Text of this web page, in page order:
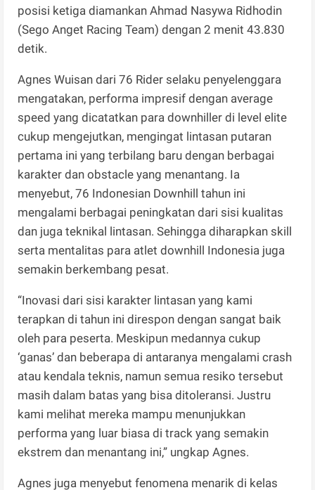
posisi ketiga diamankan Ahmad Nasywa Ridhodin
(Sego Anget Racing Team) dengan 2 menit 43.830
detik.
Agnes Wuisan dari 76 Rider selaku penyelenggara
mengatakan, performa impresif dengan average
speed yang dicatatkan para downhiller di level elite
cukup mengejutkan, mengingat lintasan putaran
pertama ini yang terbilang baru dengan berbagai
karakter dan obstacle yang menantang. Ia
menyebut, 76 Indonesian Downhill tahun ini
mengalami berbagai peningkatan dari sisi kualitas
dan juga teknikal lintasan. Sehingga diharapkan skill
serta mentalitas para atlet downhill Indonesia juga
semakin berkembang pesat.
“Inovasi dari sisi karakter lintasan yang kami
terapkan di tahun ini direspon dengan sangat baik
oleh para peserta. Meskipun medannya cukup
‘ganas’ dan beberapa di antaranya mengalami crash
atau kendala teknis, namun semua resiko tersebut
masih dalam batas yang bisa ditoleransi. Justru
kami melihat mereka mampu menunjukkan
performa yang luar biasa di track yang semakin
ekstrem dan menantang ini,” ungkap Agnes.
Agnes juga menyebut fenomena menarik di kelas